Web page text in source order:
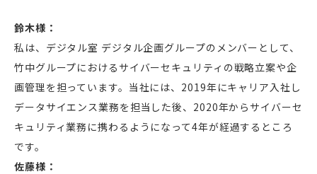
鈴木様：
私は、デジタル室 デジタル企画グループのメンバーとして、
竹中グループにおけるサイバーセキュリティの戦略立案や企
画管理を担っています。当社には、2019年にキャリア入社し
データサイエンス業務を担当した後、2020年からサイバーセ
キュリティ業務に携わるようになって4年が経過するところ
です。
佐藤様：